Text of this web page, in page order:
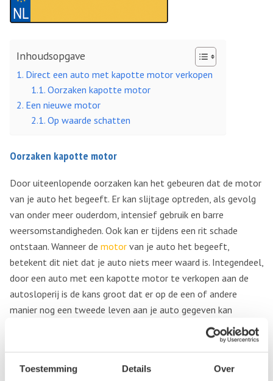
Toestemming Details Over
Inhoudsopgave
Direct een auto met kapotte motor verkopen
Oorzaken kapotte motor
Een nieuwe motor
Op waarde schatten
Oorzaken kapotte motor
Door uiteenlopende oorzaken kan het gebeuren dat de motor
van je auto het begeeft. Er kan slijtage optreden, als gevolg
van onder meer ouderdom, intensief gebruik en barre
weersomstandigheden. Ook kan er tijdens een rit schade
ontstaan. Wanneer de motor van je auto het begeeft,
betekent dit niet dat je auto niets meer waard is. Integendeel,
door een auto met een kapotte motor te verkopen aan de
autosloperij is de kans groot dat er op de een of andere
manier nog een tweede leven aan je auto gegeven kan
worden. Zo kunnen andere onderdelen van je auto
gedemonteerd worden om geplaatst worden in een ander
jouw auto geplaatst worden en deze zo weer rijklaar maken.